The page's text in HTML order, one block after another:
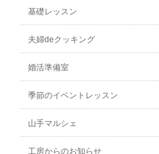
基礎レッスン
夫婦deクッキング
婚活準備室
季節のイベントレッスン
山手マルシェ
工房からのお知らせ